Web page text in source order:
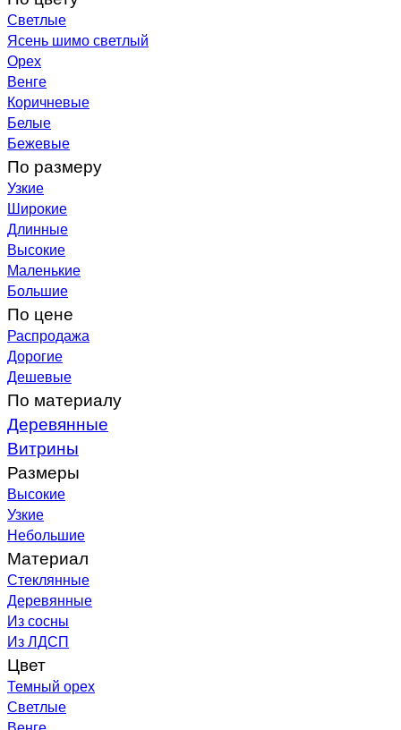
Светлые
Ясень шимо светлый
Орех
Венге
Коричневые
Белые
Бежевые
По размеру
Узкие
Широкие
Длинные
Высокие
Маленькие
Большие
По цене
Распродажа
Дорогие
Дешевые
По материалу
Деревянные
Витрины
Размеры
Высокие
Узкие
Небольшие
Материал
Стеклянные
Деревянные
Из сосны
Из ЛДСП
Цвет
Темный орех
Светлые